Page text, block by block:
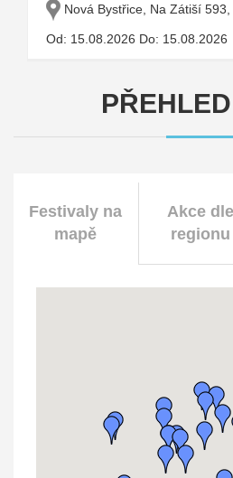
Nová Bystřice, Na Zátiší
Od: 15.08.2026 Do: 15.08.2026
Festivaly na
mapě
Akce dle
regionu